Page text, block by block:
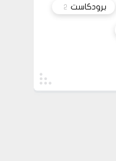
برودكاست 2